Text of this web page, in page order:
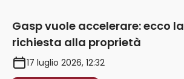
Gasp vuole accelerare: ecco la
richiesta alla proprietà
17 luglio 2026, 12:32